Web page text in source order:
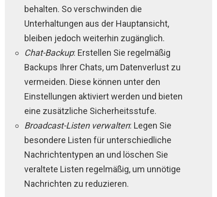
behalten. So verschwinden die
Unterhaltungen aus der Hauptansicht,
bleiben jedoch weiterhin zugänglich.
Chat-Backup: Erstellen Sie regelmäßig
Backups Ihrer Chats, um Datenverlust zu
vermeiden. Diese können unter den
Einstellungen aktiviert werden und bieten
eine zusätzliche Sicherheitsstufe.
Broadcast-Listen verwalten: Legen Sie
besondere Listen für unterschiedliche
Nachrichtentypen an und löschen Sie
veraltete Listen regelmäßig, um unnötige
Nachrichten zu reduzieren.